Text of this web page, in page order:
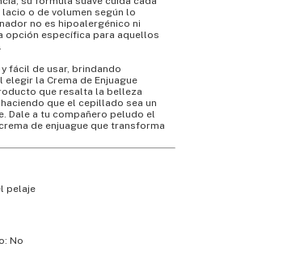
o de volumen según lo
no es hipoalergénico ni
opción específica para aquellos
fácil de usar, brindando
la Crema de Enjuague
que resalta la belleza
que el cepillado sea un
Dale a tu compañero peludo el
de enjuague que transforma
pelaje
No